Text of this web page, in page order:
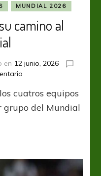
MUNDIAL 2026
camino al
en 12 junio, 2026
del
sur
cuatros equipos
grupo del Mundial